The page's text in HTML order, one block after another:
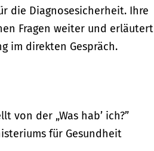
die Diagnosesicherheit. Ihre
Fragen weiter und erläutert
im direkten Gespräch.
von der „Was hab’ ich?”
für Gesundheit